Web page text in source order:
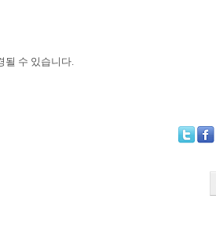
될 수 있습니다.